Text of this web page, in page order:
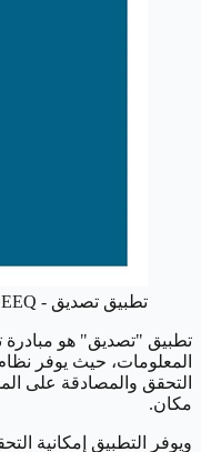
تطبيق تصديق - TASDEEQ
تطبيق "تصديق" هو مبادرة
المعلومات، حيث يوفر
التحقق والمصادقة على
مكان.
ويوفر التطبيق إمكانية